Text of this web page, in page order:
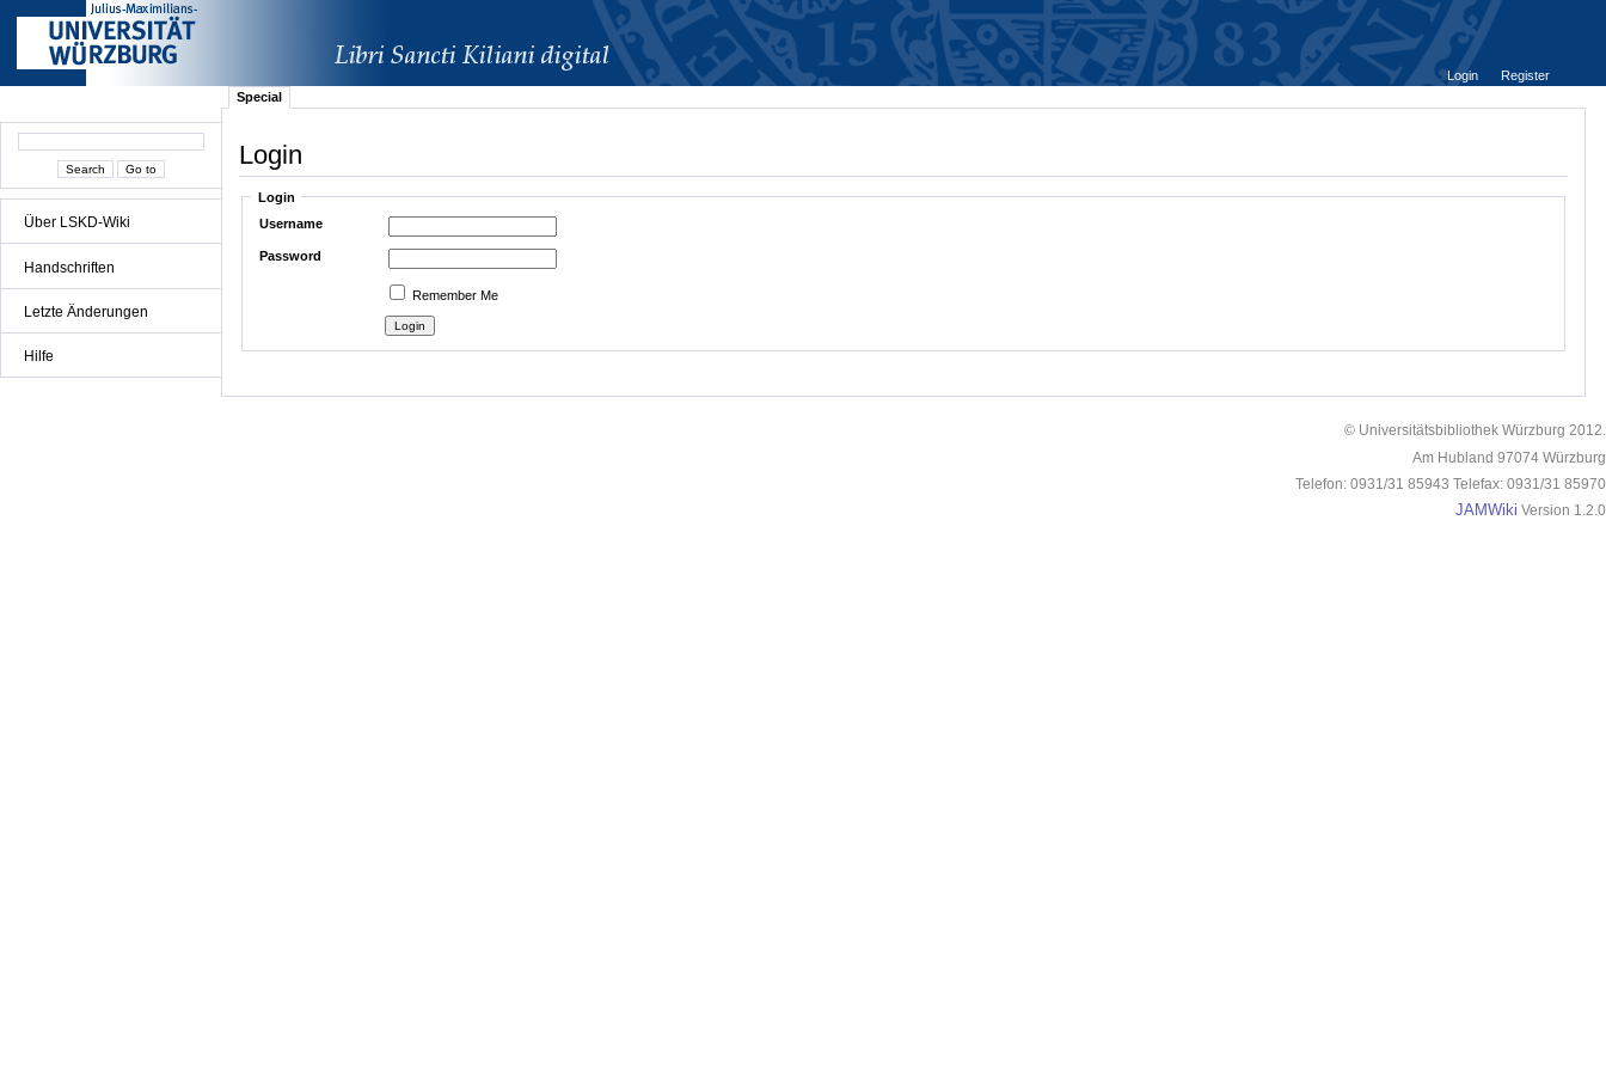
Über LSKD-Wiki
Handschriften
Letzte Änderungen
Hilfe
Login
Register
Special
Login
Login
Username
Password
Remember Me
© Universitätsbibliothek Würzburg 2012.
Am Hubland 97074 Würzburg
Telefon: 0931/31 85943 Telefax: 0931/31 85970
JAMWiki Version 1.2.0